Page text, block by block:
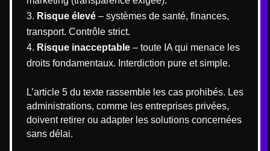
Risque élevé – systèmes de santé, finances,
transport. Contrôle strict.
Risque inacceptable – toute IA qui menace les
droits fondamentaux. Interdiction pure et simple.
L’article 5 du texte rassemble les cas prohibés. Les
administrations, comme les entreprises privées,
doivent retirer ou adapter les solutions concernées
sans délai.